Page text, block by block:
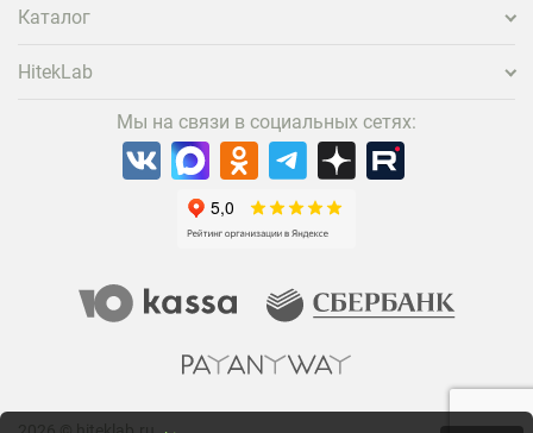
Каталог
HitekLab
Мы на связи в социальных сетях: